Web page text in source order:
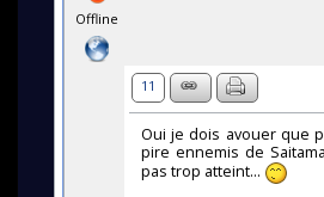
Offline
11
Oui je dois avouer que
pire ennemis de
pas trop atteint...